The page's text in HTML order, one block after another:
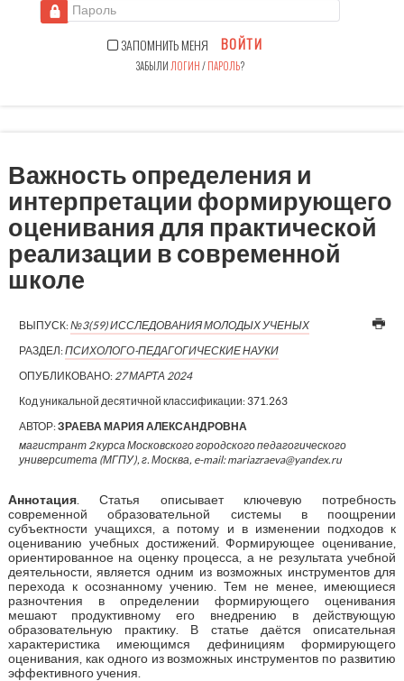
Пароль
ЗАПОМНИТЬ МЕНЯ ВОЙТИ
ЗАБЫЛИ ЛОГИН/ПАРОЛЬ?
Важность определения и
интерпретации формирующего
оценивания для практической
реализации в современной
школе
ВЫПУСК:№3(59) ИССЛЕДОВАНИЯ МОЛОДЫХ УЧЕНЫХ
РАЗДЕЛ:ПСИХОЛОГО-ПЕДАГОГИЧЕСКИЕ НАУКИ
ОПУБЛИКОВАНО: 27 МАРТА 2024
Код уникальной десятичной классификации: 371.263
АВТОР:ЗРАЕВА МАРИЯ АЛЕКСАНДРОВНА
магистрант 2 курса Московского городского педагогического
университета (МГПУ), г. Москва, e-mail: mariazraeva@yandex.ru
Аннотация. Статья описывает ключевую потребность
современной образовательной системы в поощрении
субъектности учащихся, а потому и в изменении подходов к
оцениванию учебных достижений. Формирующее оценивание,
ориентированное на оценку процесса, а не результата учебной
деятельности, является одним из возможных инструментов для
перехода к осознанному учению. Тем не менее, имеющиеся
разночтения в определении формирующего оценивания
мешают продуктивному его внедрению в действующую
образовательную практику. В статье даётся описательная
характеристика имеющимся дефинициям формирующего
оценивания, как одного из возможных инструментов по развитию
эффективного учения.